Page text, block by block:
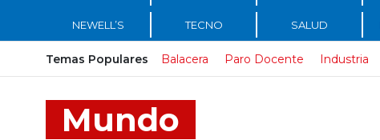
NEWELL’S TECNO SALUD
Temas Populares Balacera Paro Docente Industria
Mundo